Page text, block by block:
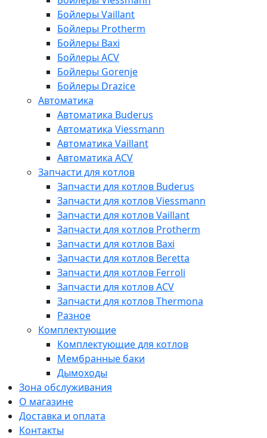
Бойлеры Vaillant
Бойлеры Protherm
Бойлеры Baxi
Бойлеры ACV
Бойлеры Gorenje
Бойлеры Drazice
Автоматика
Автоматика Buderus
Автоматика Viessmann
Автоматика Vaillant
Автоматика ACV
Запчасти для котлов
Запчасти для котлов Buderus
Запчасти для котлов Viessmann
Запчасти для котлов Vaillant
Запчасти для котлов Protherm
Запчасти для котлов Baxi
Запчасти для котлов Beretta
Запчасти для котлов Ferroli
Запчасти для котлов ACV
Запчасти для котлов Thermona
Разное
Комплектующие
Комплектующие для котлов
Мембранные баки
Дымоходы
Зона обслуживания
О магазине
Доставка и оплата
Контакты